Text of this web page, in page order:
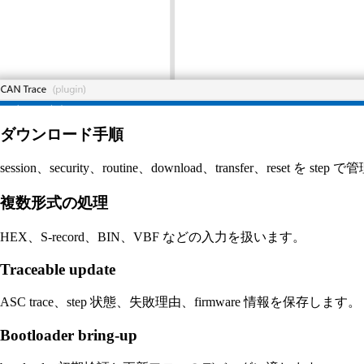
ダウンロード手順
session、security、routine、download、transfer、reset を step で管
複数形式の処理
HEX、S-record、BIN、VBF などの入力を扱います。
Traceable update
ASC trace、step 状態、失敗理由、firmware 情報を保存します。
Bootloader bring-up